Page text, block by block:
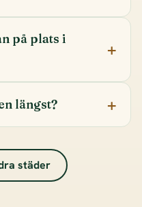
på plats i
längst?
städer